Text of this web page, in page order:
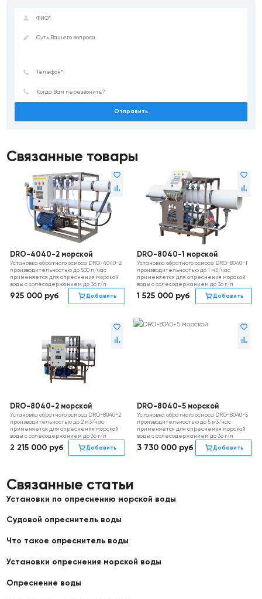
Отправить
Связанные товары
DRO-4040-2 морской
Установка обратного осмоса DRO-4040-2
производительностью до 500 л/час
применяется для опреснения морской
воды с солесодержанием до 36 г/л
925 000 руб Добавить
DRO-8040-1 морской
Установка обратного осмоса DRO-8040-1
производительностью до 1 м3/час
применяется для опреснения морской
воды с солесодержанием до 36 г/л
1 525 000 руб Добавить
DRO-8040-2 морской
Установка обратного осмоса DRO-8040-2
производительностью до 2 м3/час
применяется для опреснения морской
воды с солесодержанием до 36 г/л
2 215 000 руб Добавить
DRO-8040-5 морской
Установка обратного осмоса DRO-8040-5
производительностью до 5 м3/час
применяется для опреснения морской
воды с солесодержанием до 36 г/л
3 730 000 руб Добавить
Связанные статьи
Установки по опреснению морской воды
Судовой опреснитель воды
Что такое опреснитель воды
Установки опреснения морской воды
Опреснение воды